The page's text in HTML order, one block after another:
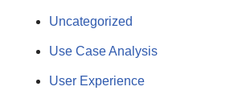
Uncategorized
Use Case Analysis
User Experience